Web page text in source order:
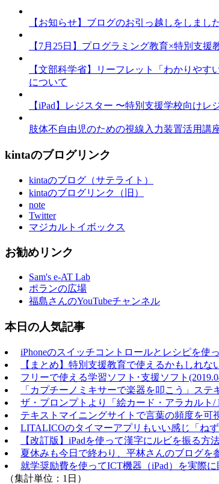
【お知らせ】ブログのお引っ越しをしました
【7月25日】プログラミング教育×特別支
【文部科学省】リーフレット「わかりや
について
【iPad】レジスター 〜特別支援学校向けレ
肢体不自由児のための視線入力装置活用講
kintaのブログリンク
kintaのブログ（サテライト）
kintaのブログリンク（旧）
note
Twitter
マジカルトイボックス
お勧めリンク
Sam's e-AT Lab
ポランの広場
福島さんのYouTubeチャンネル
本日の人気記事
iPhoneのスイッチコントロールとレシピを使
【まとめ】特別支援教育で使えるかもしれな
フリーで使える学習ソフト･支援ソフト
「カプチーノミキサーで楽器を叩こう」ス
ザ・プロンプトより「絵カード・アラカルト/
テキストマイニングサイトで言葉の頻度を可
LITALICOのタイマーアプリもいい感じ「ねず
【改訂版】iPadを使って漢字にルビを振る方
夏休みも今日で終わり、平林さんのブログを
就学奨励費を使ってICT機器（iPad）を実際
（集計単位：1日）